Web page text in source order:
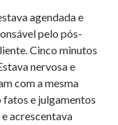
agendada e
pelo pós-
Cinco minutos
nervosa e
com a mesma
fatos e julgamentos
acrescentava